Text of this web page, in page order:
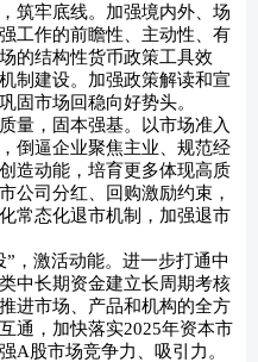
筑牢底线。加强境内外、场
工作的前瞻性、主动性、有
的结构性货币政策工具效
制建设。加强政策解读和宣
固市场回稳向好势头。
量，固本强基。以市场准入
倒逼企业聚焦主业、规范经
造动能，培育更多体现高质
公司分红、回购激励约束，
常态化退市机制，加强退市
，激活动能。进一步打通中
中长期资金建立长周期考核
进市场、产品和机构的全方
通，加快落实2025年资本市
A股市场竞争力、吸引力。